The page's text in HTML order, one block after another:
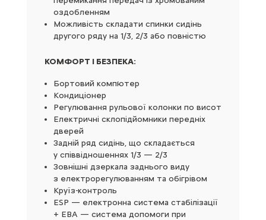
оздобленням
Можливість складати спинки сидінь
другого ряду на 1/3, 2/3 або повністю
КОМФОРТ І БЕЗПЕКА:
Бортовий компʼютер
Кондиціонер
Регулювання рульової колонки по висот
Електричні склопідйомники передніх
дверей
Задній ряд сидінь, що складається
у співвідношеннях 1/3 — 2/3
Зовнішні дзеркала заднього виду
з електрорегулюванням та обігрівом
Круїз-контроль
ESP — електронна система стабілізації
+ EBA — система допомоги при